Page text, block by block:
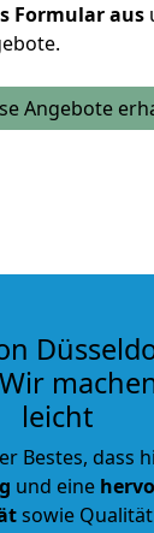
Formular aus
Angebote
leicht
Bestes, dass
und eine
sowie